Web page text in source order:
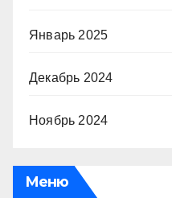
Январь 2025
Декабрь 2024
Ноябрь 2024
Меню